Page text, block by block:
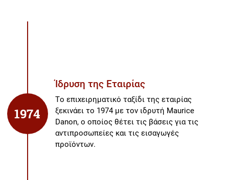
1974
Ίδρυση της Εταιρίας
Το επιχειρηματικό ταξίδι της εταιρίας
ξεκινάει το 1974 με τον ιδρυτή Maurice
Danon, ο οποίος θέτει τις βάσεις για τις
αντιπροσωπείες και τις εισαγωγές
προϊόντων.